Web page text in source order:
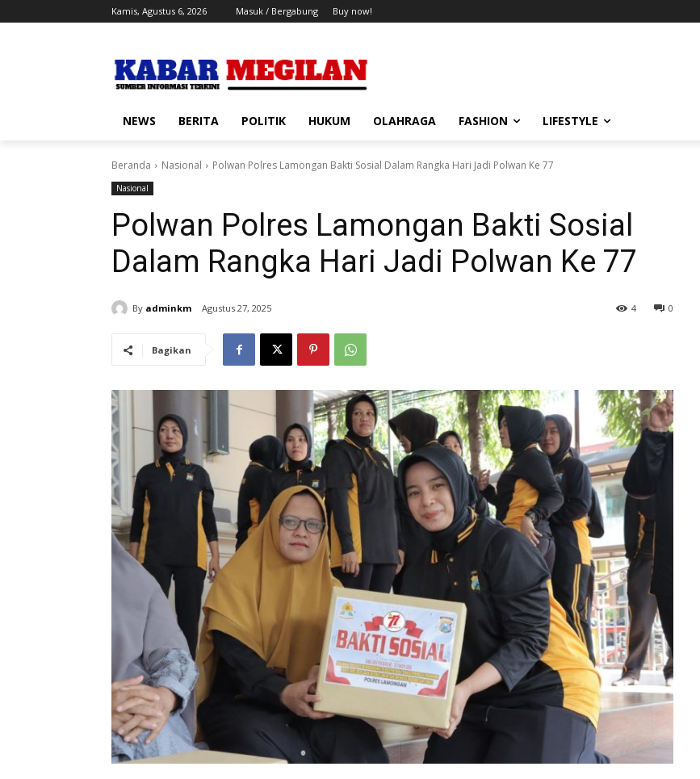
Kamis, Agustus 6, 2026 Masuk / Bergabung Buy now!
NEWS BERITA POLITIK HUKUM OLAHRAGA FASHION LIFESTYLE
Beranda Nasional Polwan Polres Lamongan Bakti Sosial Dalam Rangka Hari Jadi Polwan Ke 77
Nasional
Polwan Polres Lamongan Bakti Sosial
Dalam Rangka Hari Jadi Polwan Ke 77
By adminkm Agustus 27, 2025 0
4
Bagikan